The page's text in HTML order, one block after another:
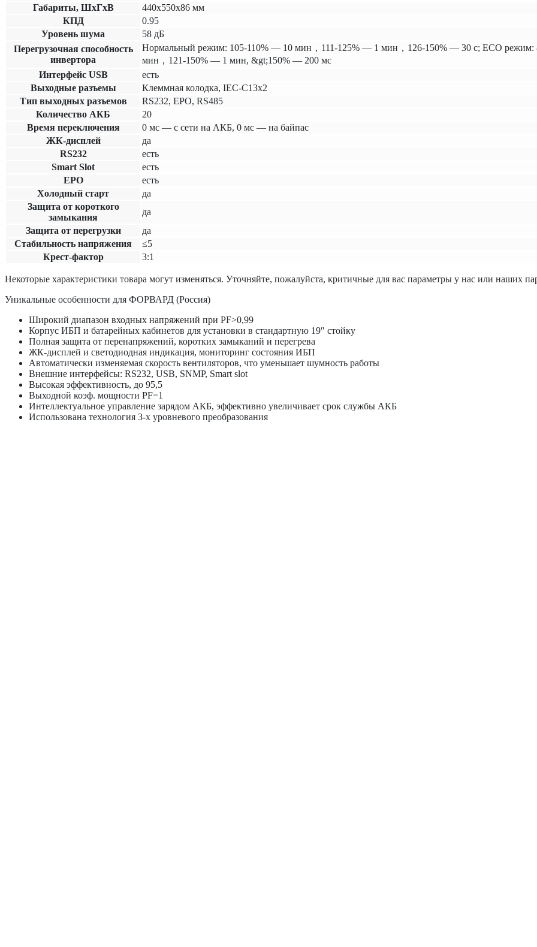
Габариты, ШхГхВ
440x550x86 мм
КПД
0.95
Уровень шума
58 дБ
Перегрузочная способность
инвертора
Нормальный режим: 105-110% — 10 мин，111-125% — 1 мин，126-150% — 30 с; ECO
мин，121-150% — 1 мин, &gt;150% — 200 мс
Интерфейс USB
есть
Выходные разъемы
Клеммная колодка, IEC-C13x2
Тип выходных разъемов
RS232, EPO, RS485
Количество АКБ
20
Время переключения
0 мс — с сети на АКБ, 0 мс — на байпас
ЖК-дисплей
да
RS232
есть
Smart Slot
есть
EPO
есть
Холодный старт
да
Защита от короткого
замыкания
да
Защита от перегрузки
да
Cтабильность напряжения
≤5
Крест-фактор
3:1
Некоторые характеристики товара могут изменяться. Уточняйте, пожалуйста, критичные для вас параметры у нас или наших
Уникальные особенности для ФОРВАРД (Россия)
Широкий диапазон входных напряжений при PF>0,99
Корпус ИБП и батарейных кабинетов для установки в стандартную 19″ стойку
Полная защита от перенапряжений, коротких замыканий и перегрева
ЖК-дисплей и светодиодная индикация, мониторинг состояния ИБП
Автоматически изменяемая скорость вентиляторов, что уменьшает шумность работы
Внешние интерфейсы: RS232, USB, SNMP, Smart slot
Высокая эффективность, до 95,5
Выходной коэф. мощности PF=1
Интеллектуальное управление зарядом АКБ, эффективно увеличивает срок службы АКБ
Использована технология 3-х уровневого преобразования